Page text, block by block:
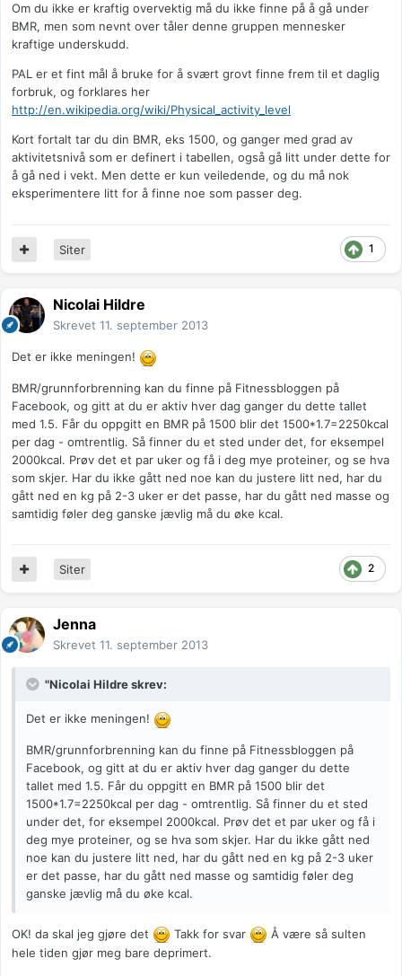
Om du ikke er kraftig overvektig må du ikke finne på å gå under
BMR, men som nevnt over tåler denne gruppen mennesker
kraftige underskudd.
PAL er et fint mål å bruke for å svært grovt finne frem til et daglig
forbruk, og forklares her
http://en.wikipedia.org/wiki/Physical_activity_level
Kort fortalt tar du din BMR, eks 1500, og ganger med grad av
aktivitetsnivå som er definert i tabellen, også gå litt under dette for
å gå ned i vekt. Men dette er kun veiledende, og du må nok
eksperimentere litt for å finne noe som passer deg.
1
Siter
Nicolai Hildre
Skrevet 11. september 2013
Det er ikke meningen!
BMR/grunnforbrenning kan du finne på Fitnessbloggen på
Facebook, og gitt at du er aktiv hver dag ganger du dette tallet
med 1.5. Får du oppgitt en BMR på 1500 blir det 1500*1.7=2250kcal
per dag - omtrentlig. Så finner du et sted under det, for eksempel
2000kcal. Prøv det et par uker og få i deg mye proteiner, og se hva
som skjer. Har du ikke gått ned noe kan du justere litt ned, har du
gått ned en kg på 2-3 uker er det passe, har du gått ned masse og
samtidig føler deg ganske jævlig må du øke kcal.
2
Siter
Jenna
Skrevet 11. september 2013
"Nicolai Hildre skrev:
Det er ikke meningen!
BMR/grunnforbrenning kan du finne på Fitnessbloggen på
Facebook, og gitt at du er aktiv hver dag ganger du dette
tallet med 1.5. Får du oppgitt en BMR på 1500 blir det
1500*1.7=2250kcal per dag - omtrentlig. Så finner du et sted
under det, for eksempel 2000kcal. Prøv det et par uker og få i
deg mye proteiner, og se hva som skjer. Har du ikke gått ned
noe kan du justere litt ned, har du gått ned en kg på 2-3 uker
er det passe, har du gått ned masse og samtidig føler deg
ganske jævlig må du øke kcal.
OK! da skal jeg gjøre det Takk for svar
Å være så sulten
hele tiden gjør meg bare deprimert.